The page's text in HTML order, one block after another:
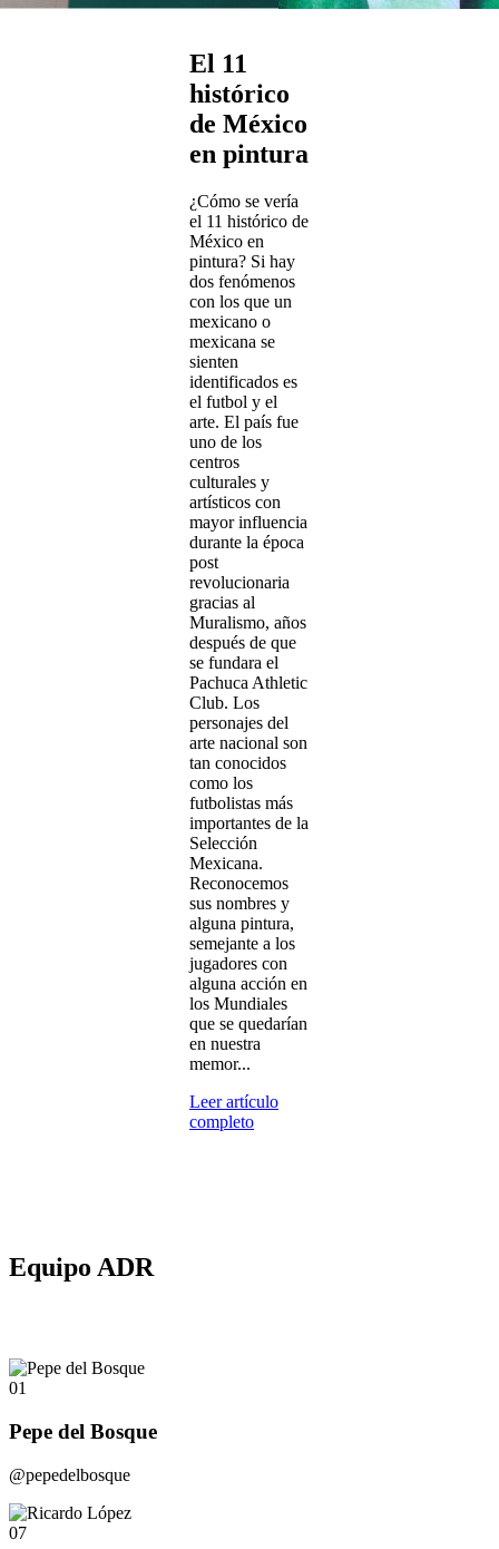
El 11
histórico
de México
en pintura
¿Cómo se vería
el 11 histórico de
México en
pintura? Si hay
dos fenómenos
con los que un
mexicano o
mexicana se
sienten
identificados es
el futbol y el
arte. El país fue
uno de los
centros
culturales y
artísticos con
mayor influencia
durante la época
post
revolucionaria
gracias al
Muralismo, años
después de que
se fundara el
Pachuca Athletic
Club. Los
personajes del
arte nacional son
tan conocidos
como los
futbolistas más
importantes de la
Selección
Mexicana.
Reconocemos
sus nombres y
alguna pintura,
semejante a los
jugadores con
alguna acción en
los Mundiales
que se quedarían
en nuestra
memor...
Leer artículo
completo
Equipo ADR
01
Pepe del Bosque
@pepedelbosque
07